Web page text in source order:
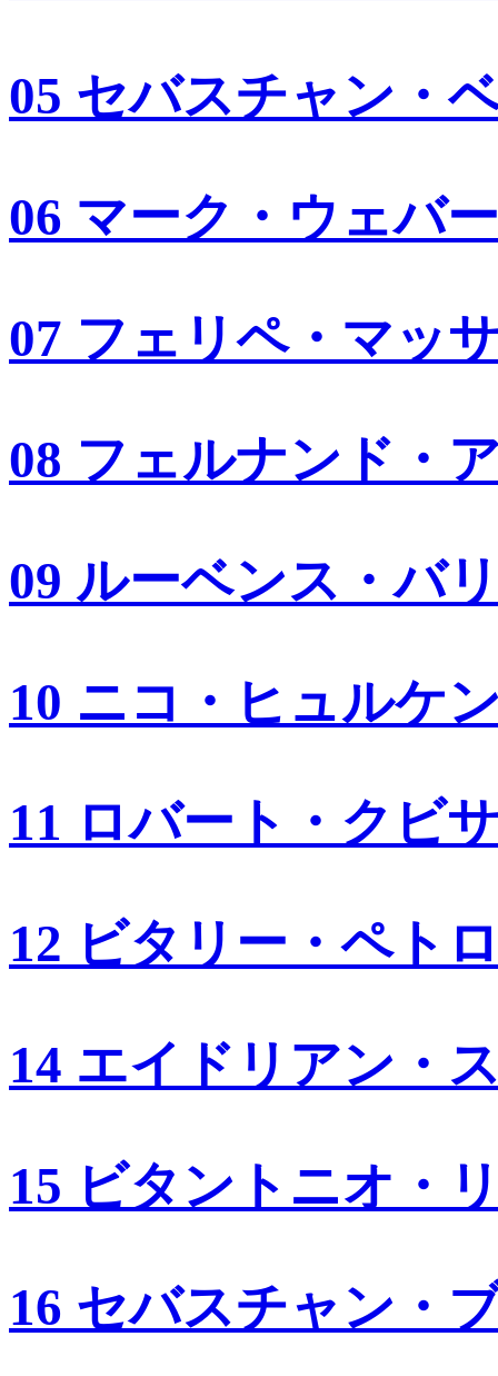
05 セバスチャン・
06 マーク・ウェバー
07 フェリペ・マッ
08 フェルナンド・
09 ルーベンス・バ
10 ニコ・ヒュルケ
11 ロバート・クビ
12 ビタリー・ペト
14 エイドリアン・
15 ビタントニオ・
16 セバスチャン・